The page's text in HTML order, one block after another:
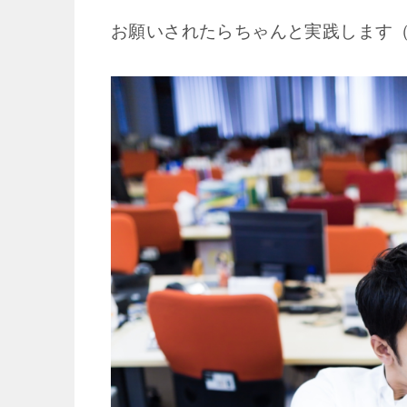
お願いされたらちゃんと実践します